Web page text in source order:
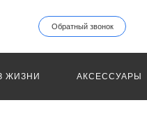
Обратный звонок
ЖИЗНИ АКСЕССУАРЫ